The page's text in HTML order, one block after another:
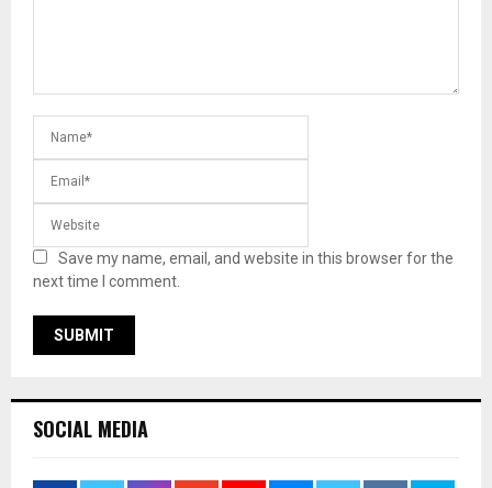
Save my name, email, and website in this browser for the
next time I comment.
SOCIAL MEDIA